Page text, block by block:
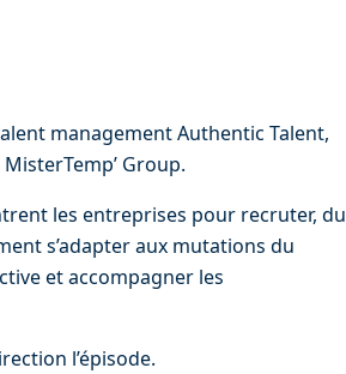
management Authentic Talent,
Group.
les entreprises pour recruter, du
s’adapter aux mutations du
et accompagner les
l’épisode.